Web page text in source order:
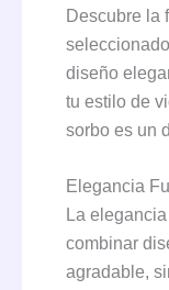
Descubre la
diseño
tu estilo de
sorbo es un
Elegancia
La
combinar
agradable,